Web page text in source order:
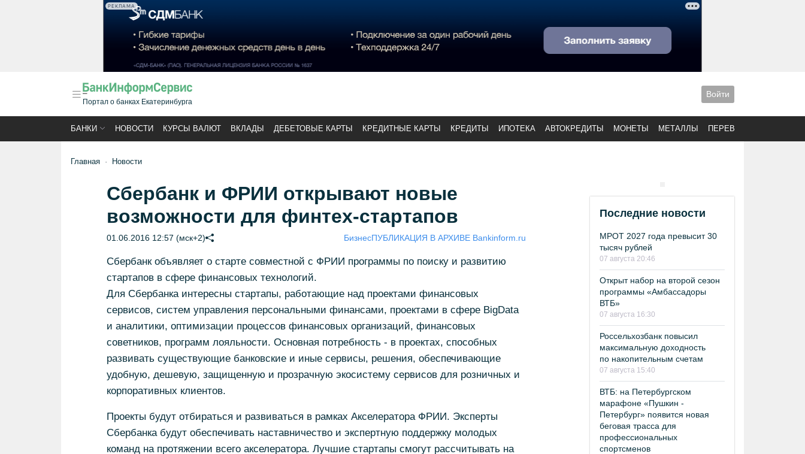
РЕКЛАМА
Портал о банках Екатеринбурга
Войти
БАНКИ НОВОСТИ КУРСЫ ВАЛЮТ ВКЛАДЫ ДЕБЕТОВЫЕ КАРТЫ КРЕДИТНЫЕ КАРТЫ КРЕДИТЫ ИПОТЕКА АВТОКРЕДИТЫ МОНЕТЫ МЕТАЛЛЫ ПЕРЕВОДЫ
Главная Новости
Сбербанк и ФРИИ открывают новые
возможности для финтех-стартапов
01.06.2016 12:57 (мск+2) БизнесПУБЛИКАЦИЯ В АРХИВЕ Bankinform.ru
Сбербанк объявляет о старте совместной с ФРИИ программы по поиску и развитию
стартапов в сфере финансовых технологий.
Для Сбербанка интересны стартапы, работающие над проектами финансовых
сервисов, систем управления персональными финансами, проектами в сфере BigData
и аналитики, оптимизации процессов финансовых организаций, финансовых
советников, программ лояльности. Основная потребность - в проектах, способных
развивать существующие банковские и иные сервисы, решения, обеспечивающие
удобную, дешевую, защищенную и прозрачную экосистему сервисов для розничных и
корпоративных клиентов.
Проекты будут отбираться и развиваться в рамках Акселератора ФРИИ. Эксперты
Сбербанка будут обеспечивать наставничество и экспертную поддержку молодых
команд на протяжении всего акселератора. Лучшие стартапы смогут рассчитывать на
Последние новости
МРОТ 2027 года превысит 30
тысяч рублей
07 августа 20:46
Открыт набор на второй сезон
программы «Амбассадоры
ВТБ»
07 августа 16:30
Россельхозбанк повысил
максимальную доходность
по накопительным счетам
07 августа 15:40
ВТБ: на Петербургском
марафоне «Пушкин -
Петербург» появится новая
беговая трасса для
профессиональных
спортсменов